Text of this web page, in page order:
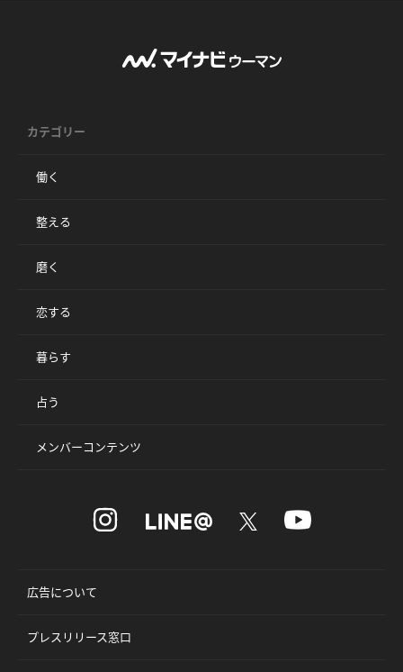
カテゴリー
働く
整える
磨く
恋する
暮らす
占う
メンバーコンテンツ
広告について
プレスリリース窓口